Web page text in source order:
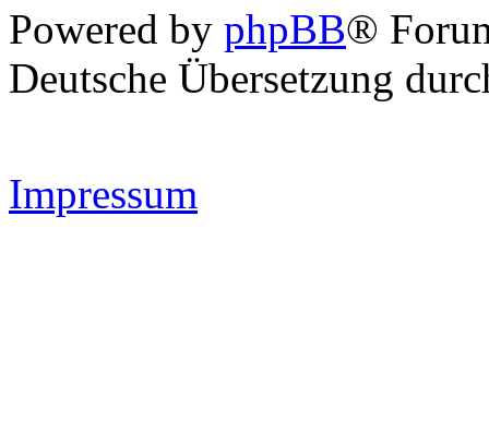
Powered by phpBB®
Deutsche Übersetzung
Impressum